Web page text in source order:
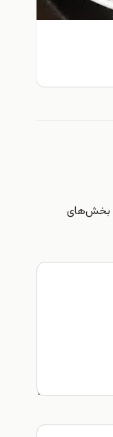
بخش‌های